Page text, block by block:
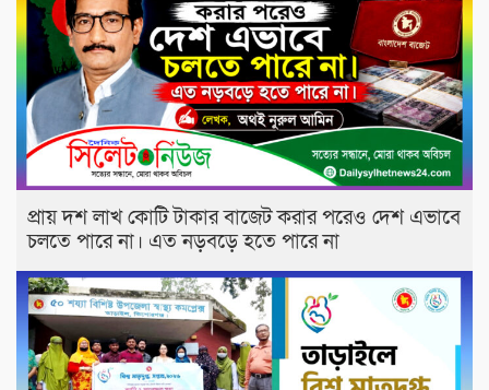
প্রায় দশ লাখ কোটি টাকার বাজেট করার পরেও দেশ এভাবে
চলতে পারে না। এত নড়বড়ে হতে পারে না